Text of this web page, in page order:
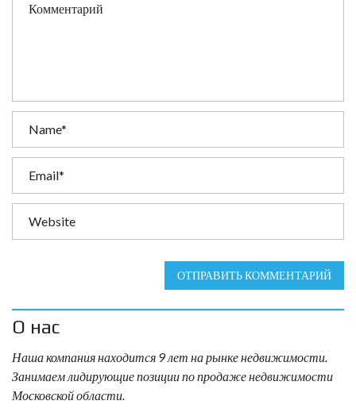
ОТПРАВИТЬ КОММЕНТАРИЙ
О нас
Наша компания находится 9 лет на рынке недвижимости.
Занимаем лидирующие позиции по продаже недвижимости
Московской области.